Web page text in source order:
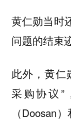
黄仁勋当时
问题的结束
此外，黄仁
采购协议”
（Doosan